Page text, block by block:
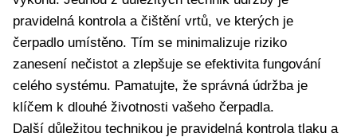
pravidelná kontrola a čištění vrtů, ve kterých je
čerpadlo umístěno. Tím se minimalizuje riziko
zanesení nečistot a zlepšuje se efektivita fungování
celého systému. Pamatujte, že správná údržba je
klíčem k dlouhé životnosti vašeho čerpadla.
Další důležitou technikou je pravidelná kontrola tlaku a